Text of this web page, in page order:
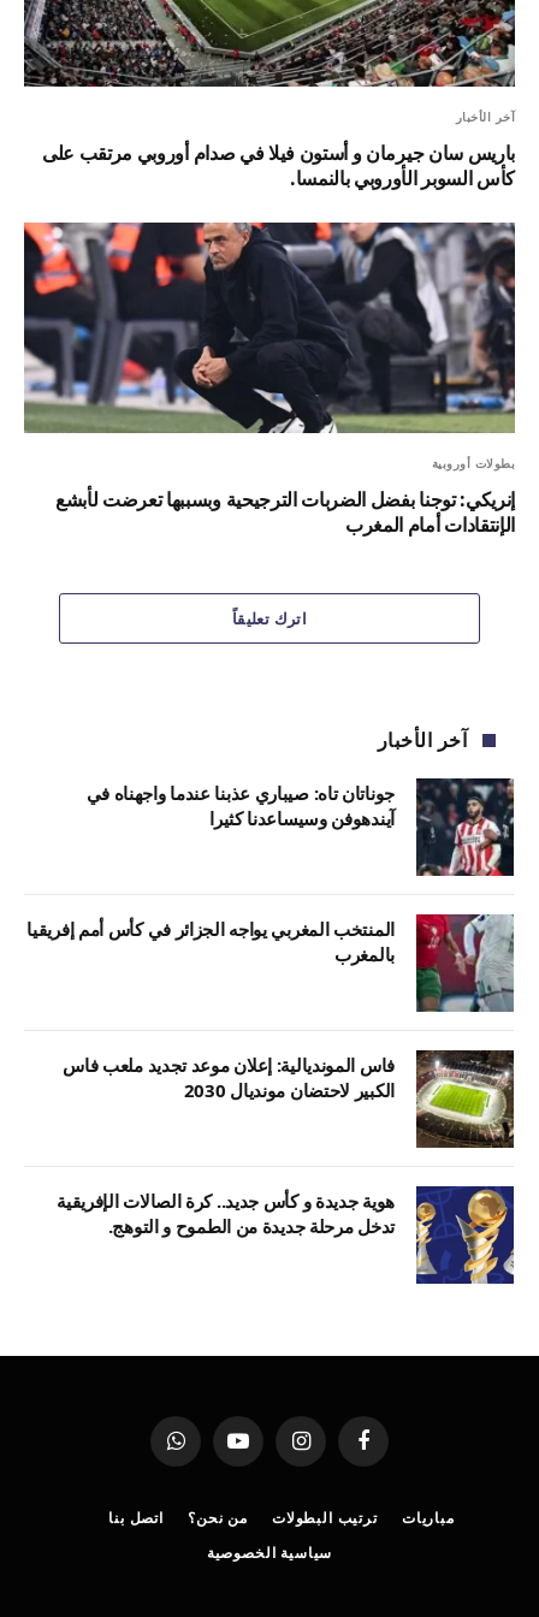
آخر الأخبار
باريس سان جيرمان و أستون فيلا في صدام أوروبي مرتقب على
كأس السوبر الأوروبي بالنمسا.
بطولات أوروبية
إنريكي: توجنا بفضل الضربات الترجيحية وبسببها تعرضت لأبشع
الإنتقادات أمام المغرب
اترك تعليقاً
آخر الأخبار
جوناتان تاه: صيباري عذبنا عندما واجهناه في
آيندهوفن وسيساعدنا كثيرا
المنتخب المغربي يواجه الجزائر في كأس أمم إفريقيا
بالمغرب
فاس المونديالية: إعلان موعد تجديد ملعب فاس
الكبير لاحتضان مونديال 2030
هوية جديدة و كأس جديد.. كرة الصالات الإفريقية
تدخل مرحلة جديدة من الطموح و التوهج.
فيسبوك الانستغراميوتيوب واتساب
مباريات ترتيب البطولات من نحن؟
اتصل بنا
سياسية الخصوصية